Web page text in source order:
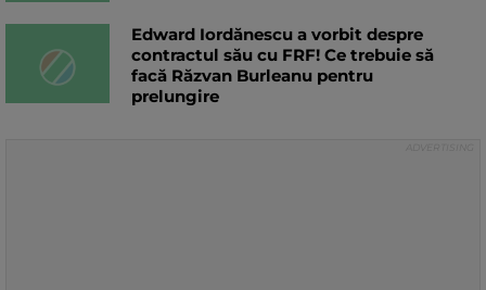
Edward Iordănescu a vorbit despre
contractul său cu FRF! Ce trebuie să
facă Răzvan Burleanu pentru
prelungire